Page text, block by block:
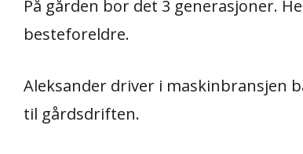
På gården bor det 3 generasjoner.
besteforeldre.
Aleksander driver i maskinbransjen
til gårdsdriften.